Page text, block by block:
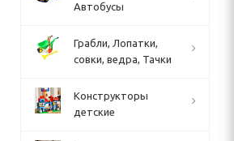
Автобусы
Грабли, Лопатки,
совки, ведра, Тачки
Конструкторы
детские